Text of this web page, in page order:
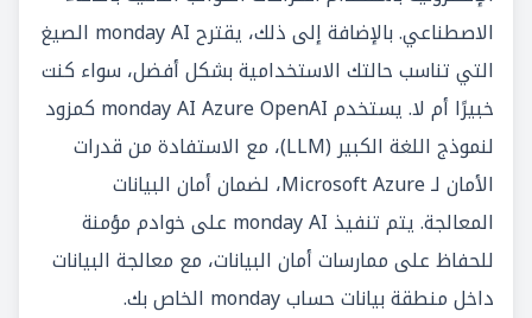
الاصطناعي. بالإضافة إلى ذلك، يقترح monday AI الصيغ
التي تناسب حالتك الاستخدامية بشكل أفضل، سواء كنت
خبيرًا أم لا. يستخدم monday AI Azure OpenAI كمزود
لنموذج اللغة الكبير (LLM)، مع الاستفادة من قدرات
الأمان لـ Microsoft Azure، لضمان أمان البيانات
المعالجة. يتم تنفيذ monday AI على خوادم مؤمنة
للحفاظ على ممارسات أمان البيانات، مع معالجة البيانات
داخل منطقة بيانات حساب monday الخاص بك.